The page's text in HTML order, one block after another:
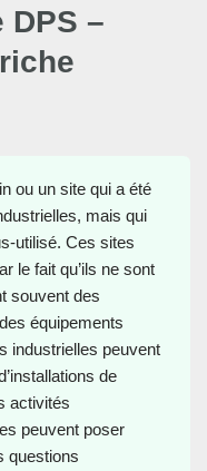
–
ou un site qui a été
mais qui
utilisé. Ces sites
le fait qu’ils ne sont
souvent des
équipements
industrielles peuvent
de
activités
peuvent poser
questions